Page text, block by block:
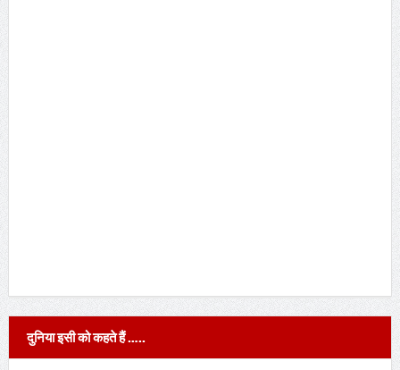
दुनिया इसी को कहते हैं …..